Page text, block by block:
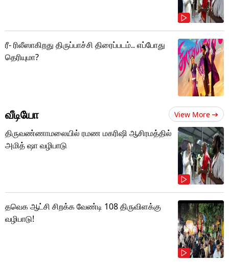
ரீ- ரிலீஸாகிறது திருப்பாச்சி திரைப்படம்.. எப்போது
தெரியுமா?
வீடியோ View More
திருவண்ணாமலையில் ரமண மகரிஷி ஆசிரமத்தில்
அமித் ஷா வழிபாடு
தவெக ஆட்சி சிறக்க வேண்டி 108 திருவிளக்கு
வழிபாடு!